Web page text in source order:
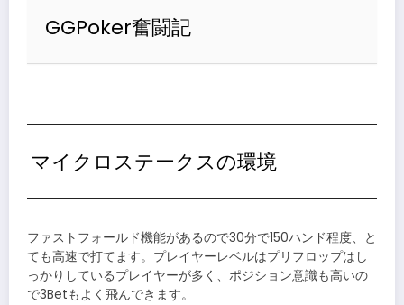
GGPoker奮闘記
マイクロステークスの環境
ファストフォールド機能があるので30分で150ハンド程度、と
ても高速で打てます。プレイヤーレベルはプリフロップはし
っかりしているプレイヤーが多く、ポジション意識も高いの
で3Betもよく飛んできます。